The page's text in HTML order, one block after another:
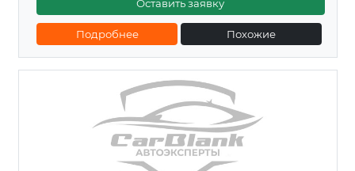
Оставить заявку
Подробнее Похожие